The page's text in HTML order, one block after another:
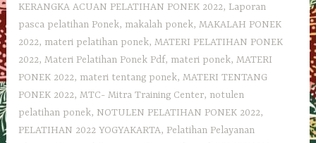
KERANGKA ACUAN PELATIHAN PONEK 2022, Laporan
pasca pelatihan Ponek, makalah ponek,MAKALAH PONEK
2022, materi pelatihan ponek,MATERI PELATIHAN PONEK
2022,Materi Pelatihan Ponek Pdf, materi ponek,MATERI
PONEK 2022, materi tentang ponek,MATERI TENTANG
PONEK 2022,MTC- Mitra Training Center, notulen
pelatihan ponek, NOTULEN PELATIHAN PONEK 2022,
PELATIHAN 2022 YOGYAKARTA, Pelatihan Pelayanan